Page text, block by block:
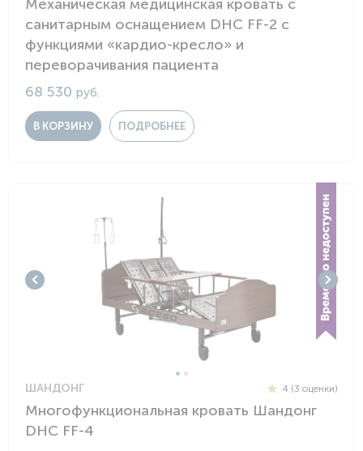
Механическая медицинская кровать с
санитарным оснащением DHC FF-2 с
функциями «кардио-кресло» и
переворачивания пациента
68 530 руб.
В КОРЗИНУ ПОДРОБНЕЕ
ШАНДОНГ 4 (3 оценки)
Многофункциональная кровать Шандонг
DHC FF-4